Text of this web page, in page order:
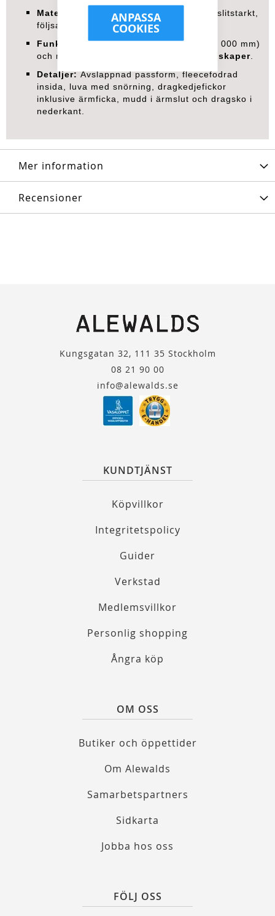
ANPASSA
COOKIES
Material:
92 % polyester, 8 % elastan – slitstarkt,
följsamt och bekvämt.
Funktioner:Vindtät, vattenavvisande (8 000 mm)
och med
bra fukttransporterande egenskaper
Detaljer:Avslappnad passform, fleecefodrad
insida, luva med snörning, dragkedjefickor
inklusive ärmficka, mudd i ärmslut och dragsko i
nederkant.
Mer information
Recensioner
Kungsgatan 32, 111 35 Stockholm
08 21 90 00
info@alewalds.se
KUNDTJÄNST
Köpvillkor
Integritetspolicy
Guider
Verkstad
Medlemsvillkor
Personlig shopping
Ångra köp
OM OSS
Butiker och öppettider
Om Alewalds
Samarbetspartners
Sidkarta
Jobba hos oss
FÖLJ OSS